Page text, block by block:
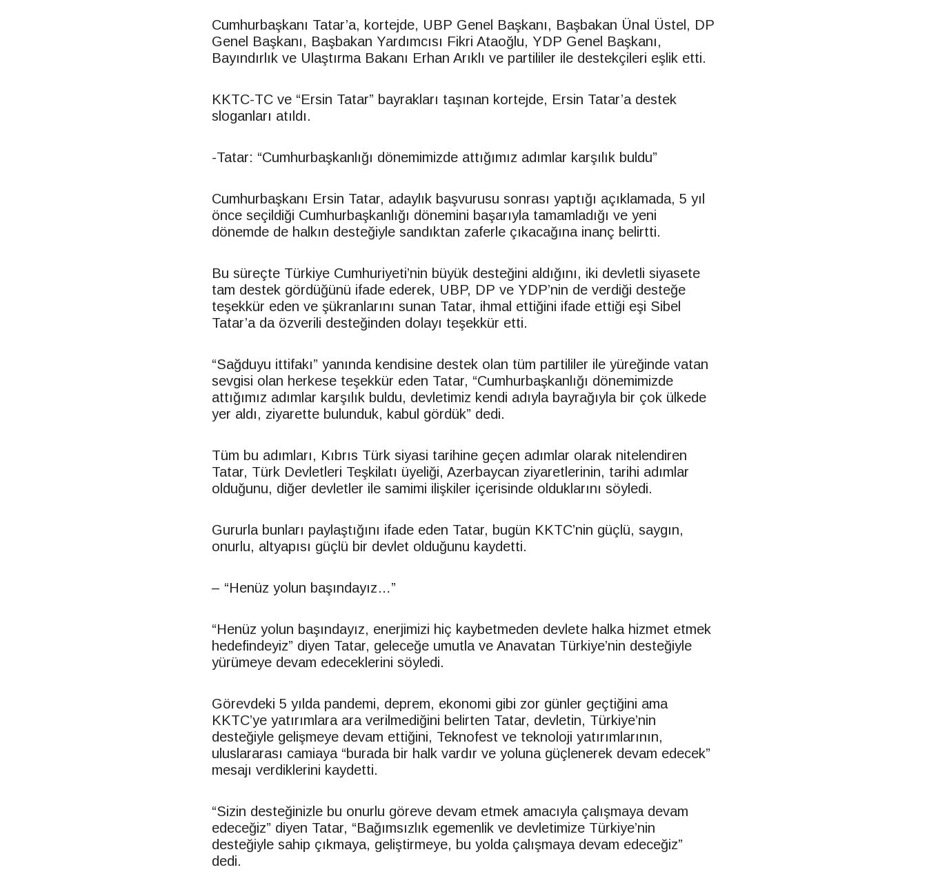
Cumhurbaşkanı Tatar’a, kortejde, UBP Genel Başkanı, Başbakan Ünal Üstel, DP
Genel Başkanı, Başbakan Yardımcısı Fikri Ataoğlu, YDP Genel Başkanı,
Bayındırlık ve Ulaştırma Bakanı Erhan Arıklı ve partililer ile destekçileri eşlik etti.
KKTC-TC ve “Ersin Tatar” bayrakları taşınan kortejde, Ersin Tatar’a destek
sloganları atıldı.
-Tatar: “Cumhurbaşkanlığı dönemimizde attığımız adımlar karşılık buldu”
Cumhurbaşkanı Ersin Tatar, adaylık başvurusu sonrası yaptığı açıklamada, 5 yıl
önce seçildiği Cumhurbaşkanlığı dönemini başarıyla tamamladığı ve yeni
dönemde de halkın desteğiyle sandıktan zaferle çıkacağına inanç belirtti.
Bu süreçte Türkiye Cumhuriyeti’nin büyük desteğini aldığını, iki devletli siyasete
tam destek gördüğünü ifade ederek, UBP, DP ve YDP’nin de verdiği desteğe
teşekkür eden ve şükranlarını sunan Tatar, ihmal ettiğini ifade ettiği eşi Sibel
Tatar’a da özverili desteğinden dolayı teşekkür etti.
“Sağduyu ittifakı” yanında kendisine destek olan tüm partililer ile yüreğinde vatan
sevgisi olan herkese teşekkür eden Tatar, “Cumhurbaşkanlığı dönemimizde
attığımız adımlar karşılık buldu, devletimiz kendi adıyla bayrağıyla bir çok ülkede
yer aldı, ziyarette bulunduk, kabul gördük” dedi.
Tüm bu adımları, Kıbrıs Türk siyasi tarihine geçen adımlar olarak nitelendiren
Tatar, Türk Devletleri Teşkilatı üyeliği, Azerbaycan ziyaretlerinin, tarihi adımlar
olduğunu, diğer devletler ile samimi ilişkiler içerisinde olduklarını söyledi.
Gururla bunları paylaştığını ifade eden Tatar, bugün KKTC’nin güçlü, saygın,
onurlu, altyapısı güçlü bir devlet olduğunu kaydetti.
– “Henüz yolun başındayız…”
“Henüz yolun başındayız, enerjimizi hiç kaybetmeden devlete halka hizmet etmek
hedefindeyiz” diyen Tatar, geleceğe umutla ve Anavatan Türkiye’nin desteğiyle
yürümeye devam edeceklerini söyledi.
Görevdeki 5 yılda pandemi, deprem, ekonomi gibi zor günler geçtiğini ama
KKTC’ye yatırımlara ara verilmediğini belirten Tatar, devletin, Türkiye’nin
desteğiyle gelişmeye devam ettiğini, Teknofest ve teknoloji yatırımlarının,
uluslararası camiaya “burada bir halk vardır ve yoluna güçlenerek devam edecek”
mesajı verdiklerini kaydetti.
“Sizin desteğinizle bu onurlu göreve devam etmek amacıyla çalışmaya devam
edeceğiz” diyen Tatar, “Bağımsızlık egemenlik ve devletimize Türkiye’nin
desteğiyle sahip çıkmaya, geliştirmeye, bu yolda çalışmaya devam edeceğiz”
dedi.